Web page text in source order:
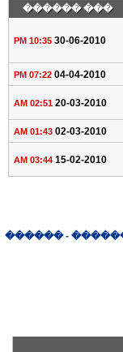
��� ������
30-06-2010
10:35 PM
04-04-2010
07:22 PM
20-03-2010
02:51 AM
02-03-2010
01:43 AM
15-02-2010
03:44 AM
-
������